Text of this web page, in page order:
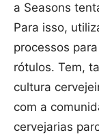
a Seasons
Para isso,
processos
rótulos. Tem,
cultura
com a
cervejarias